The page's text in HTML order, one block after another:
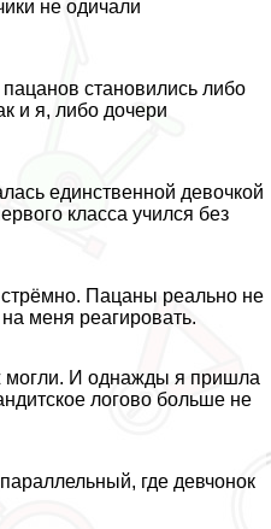
не одичали
становились либо
и я, либо дочери
единственной дeвoчкой
класса учился без
Пацаны реально не
меня реагировать.
могли. И однажды я пришла
логово больше не
где девчонок